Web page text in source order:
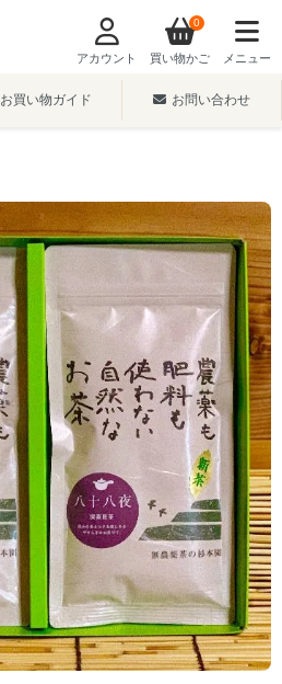
アカウント 買い物かご
0
メニュー
お買い物ガイド お問い合わせ